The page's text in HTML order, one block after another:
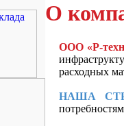
О
ООО «P-
расходных
НАША